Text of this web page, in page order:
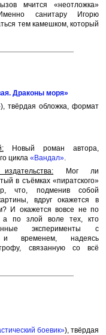
мчится «неотложка»
санитару Игорю
тем камешком, который
Драконы моря»
), твёрдая обложка, формат
Новый роман автора,
цикла «Вандал».
Мог ли
в съёмках «пиратского»
что, подменив собой
вдруг окажется в
И окажется вовсе не по
а по злой воле тех, кто
эксперименты с
и временем, надеясь
связанную со всё
боевик»), твёрдая